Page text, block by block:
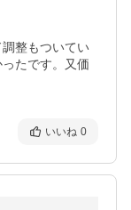
整もついてい
たです。又価
いいね 0